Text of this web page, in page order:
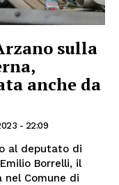
sulla
anche da
- 22:09
al deputato di
Borrelli, il
Comune di